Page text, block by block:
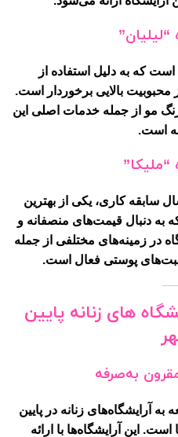
“لیلیان”
است که به دلیل استفاده از
محبوبیت بالایی برخوردار است.
رنگ مو از جمله خدمات اصلی این
است.
“ملیکا”
ملیکا با بیش از ۱۰ سال سابقه کاری، یکی از بهترین
به دنبال قیمت‌های منصفانه و
در زمینه‌های مختلفی از جمله
پوستی فعال است.
های زنانه پایین
به‌صرفه
آرایشگاه‌های زنانه در پایین
این آرایشگاه‌ها با ارائه